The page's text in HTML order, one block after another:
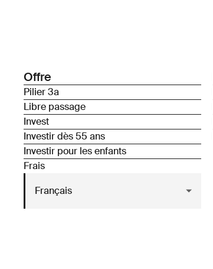
Offre
Pilier 3a
Libre passage
Invest
Investir dès 55 ans
Investir pour les enfants
Frais
Français